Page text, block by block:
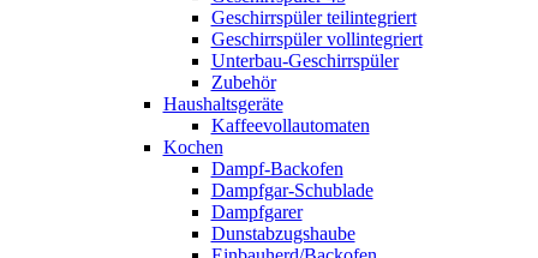
Geschirrspüler teilintegriert
Geschirrspüler vollintegriert
Unterbau-Geschirrspüler
Zubehör
Haushaltsgeräte
Kaffeevollautomaten
Kochen
Dampf-Backofen
Dampfgar-Schublade
Dampfgarer
Dunstabzugshaube